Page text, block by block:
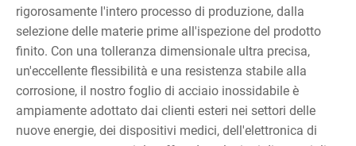
rigorosamente l'intero processo di produzione, dalla
selezione delle materie prime all'ispezione del prodotto
finito. Con una tolleranza dimensionale ultra precisa,
un'eccellente flessibilità e una resistenza stabile alla
corrosione, il nostro foglio di acciaio inossidabile è
ampiamente adottato dai clienti esteri nei settori delle
nuove energie, dei dispositivi medici, dell'elettronica di